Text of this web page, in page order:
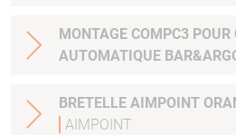
MONTAGE COMPC3
AUTOMATIQUE
BRETELLE AIMPOINT
AIMPOINT